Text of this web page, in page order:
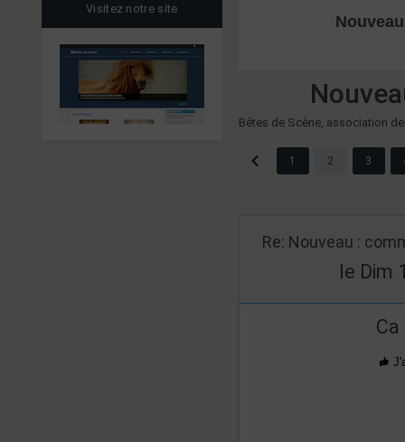
Visitez notre site
Bêtes de Scène, association
1 2 3
Re: Nouveau :
le Dim